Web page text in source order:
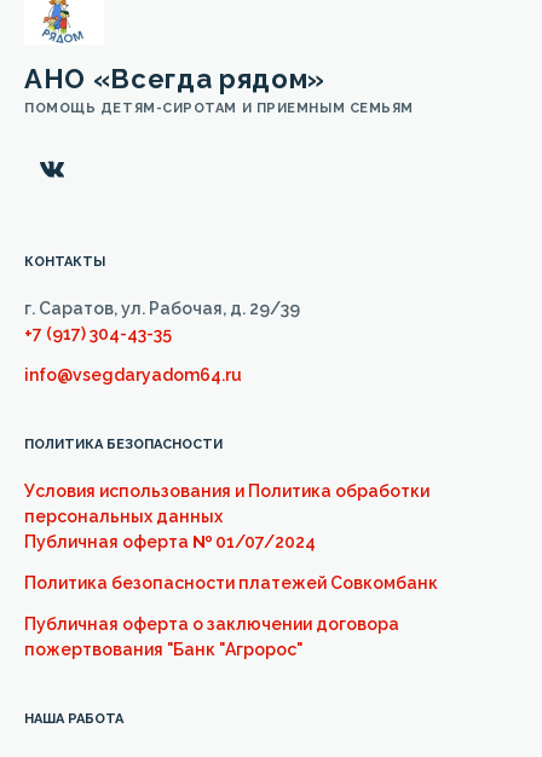
АНО «Всегда рядом»
ПОМОЩЬ ДЕТЯМ-СИРОТАМ И ПРИЕМНЫМ СЕМЬЯМ
КОНТАКТЫ
г. Саратов, ул. Рабочая, д. 29/39
+7 (917) 304-43-35
info@vsegdaryadom64.ru
НАША РАБОТА
ПОЛИТИКА БЕЗОПАСНОСТИ
Условия использования и Политика обработки
персональных данных
Публичная оферта № 01/07/2024
Политика безопасности платежей Совкомбанк
Публичная оферта о заключении договора
пожертвования "Банк "Агророс"